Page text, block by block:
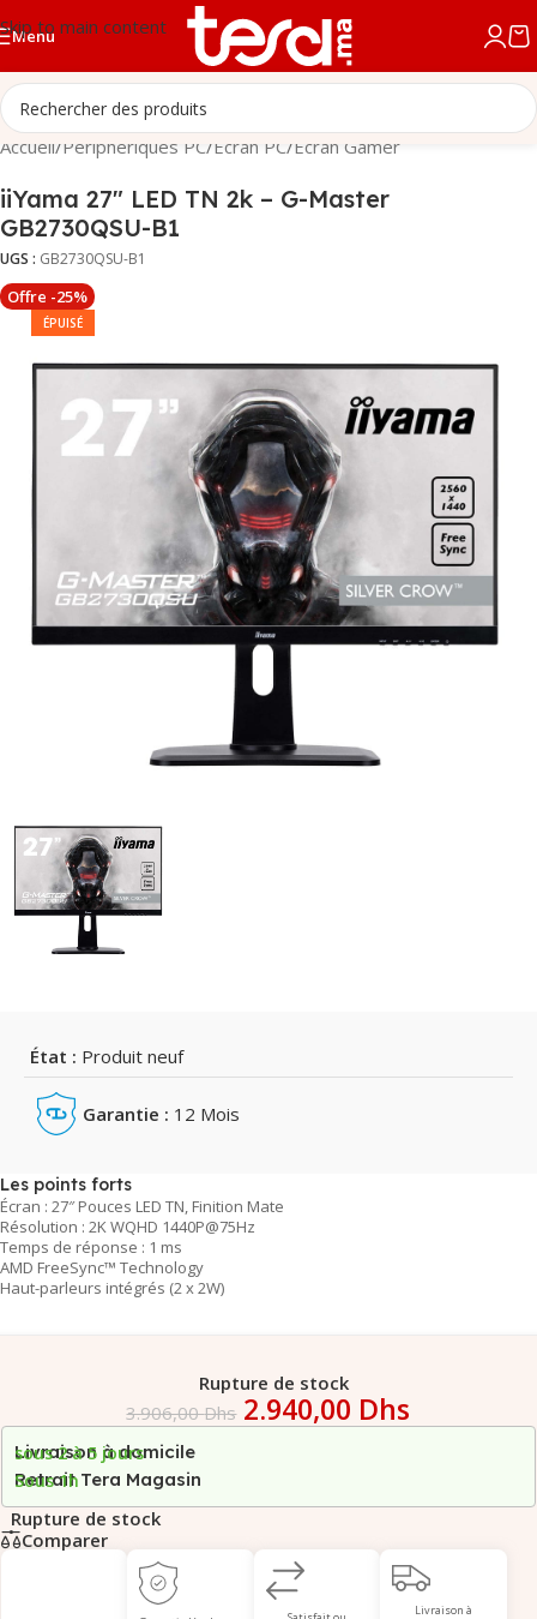
Skip to main content
Menu
Accueil/Périphériques PC/Écran PC/Écran Gamer
iiYama 27″ LED TN 2k – G-Master
GB2730QSU-B1
UGS : GB2730QSU-B1
Offre -25%
ÉPUISÉ
État : Produit neuf
Garantie : 12 Mois
Les points forts
Écran : 27″ Pouces LED TN, Finition Mate
Résolution : 2K WQHD 1440P@75Hz
Temps de réponse : 1 ms
AMD FreeSync™ Technology
Haut-parleurs intégrés (2 x 2W)
Rupture de stock
3.906,00Dhs 2.940,00 Dhs
Livraison à domicile
sous 2 à 5 jours
Retrait Tera Magasin
Sous 1h
Rupture de stock
Comparer
Livraison à